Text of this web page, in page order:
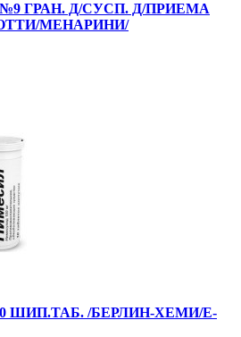
ГРАН. Д/СУСП. Д/ПРИЕМА
МЕНАРИНИ/
ШИП.ТАБ. /БЕРЛИН-ХЕМИ/Е-